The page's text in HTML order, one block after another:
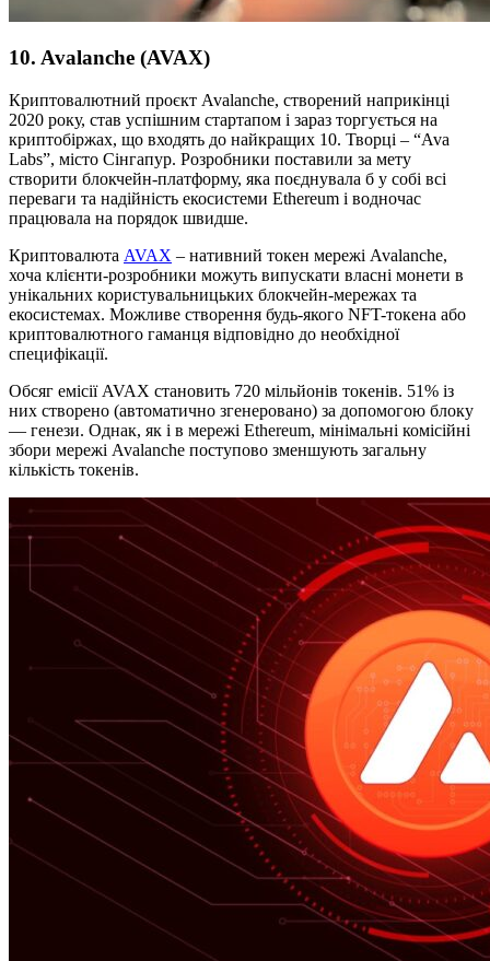
10. Avalanche (AVAX)
Криптовалютний проєкт Avalanchе, створений наприкінці
2020 року, став успішним стартапом і зараз торгується на
криптобіржах, що входять до найкращих 10. Творці – “Ava
Labs”, місто Сінгапур. Розробники поставили за мету
створити блокчейн-платформу, яка поєднувала б у собі всі
переваги та надійність екосистеми Ethereum і водночас
працювала на порядок швидше.
Криптовалюта AVAX – нативний токен мережі Avalanche,
хоча клієнти-розробники можуть випускати власні монети в
унікальних користувальницьких блокчейн-мережах та
екосистемах. Можливе створення будь-якого NFT-токена або
криптовалютного гаманця відповідно до необхідної
специфікації.
Обсяг емісії AVAX становить 720 мільйонів токенів. 51% із
них створено (автоматично згенеровано) за допомогою блоку
— генези. Однак, як і в мережі Ethereum, мінімальні комісійні
збори мережі Avalanche поступово зменшують загальну
кількість токенів.